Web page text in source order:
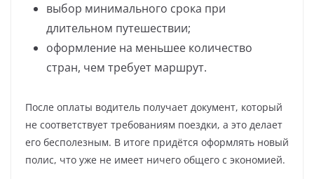
выбор минимального срока при
длительном путешествии;
оформление на меньшее количество
стран, чем требует маршрут.
После оплаты водитель получает документ, который
не соответствует требованиям поездки, а это делает
его бесполезным. В итоге придётся оформлять новый
полис, что уже не имеет ничего общего с экономией.